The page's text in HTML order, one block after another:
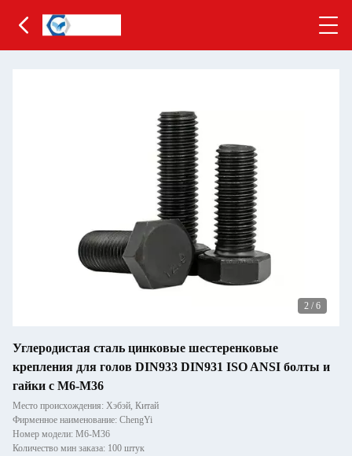
2 / 6
Углеродистая сталь цинковые шестеренковые
крепления для голов DIN933 DIN931 ISO ANSI болты и
гайки с M6-M36
Место происхождения: Хэбэй, Китай
Фирменное наименование: ChengYi
Номер модели: M6-M36
Количество мин заказа: 100 штук